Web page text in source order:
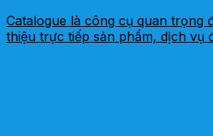
Catalogue là công cụ quan trọng
thiệu trực tiếp sản phẩm, dịch vụ